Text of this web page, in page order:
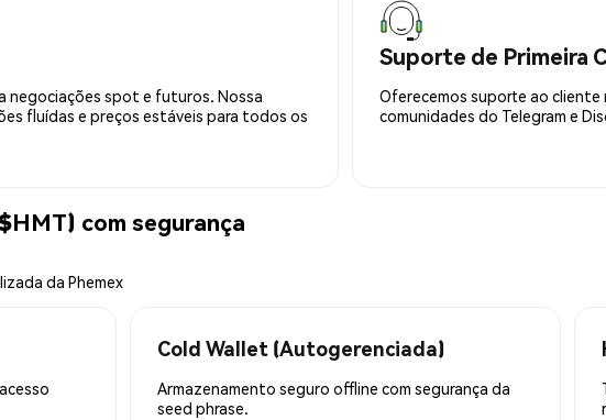
negociações spot e futuros. Nossa
fluídas e preços estáveis para todos os
Suporte de Primeira
Oferecemos suporte ao cliente
comunidades do Telegram e
com segurança
da Phemex
Cold Wallet (Autogerenciada)
Armazenamento seguro offline com segurança da
seed phrase.